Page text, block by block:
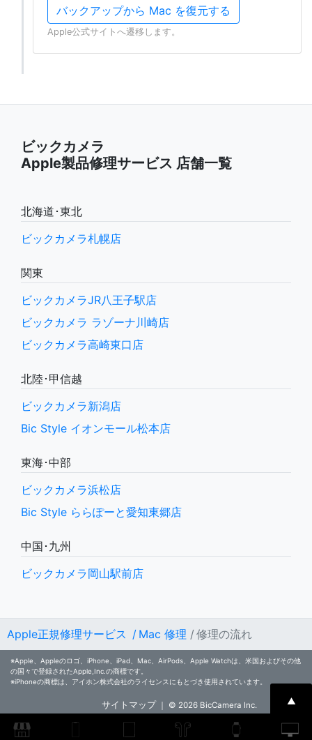
バックアップから Mac を復元する
Apple公式サイトへ遷移します。
ビックカメラ
Apple製品修理サービス 店舗一覧
北海道･東北
ビックカメラ札幌店
関東
ビックカメラJR八王子駅店
ビックカメラ ラゾーナ川崎店
ビックカメラ高崎東口店
北陸･甲信越
ビックカメラ新潟店
Bic Style イオンモール松本店
東海･中部
ビックカメラ浜松店
Bic Style ららぽーと愛知東郷店
中国･九州
ビックカメラ岡山駅前店
Apple正規修理サービス / Mac 修理 / 修理の流れ
※Apple、Appleのロゴ、iPhone、iPad、Mac、AirPods、Apple Watchは、米国およびその他
の国々で登録されたApple,Inc.の商標です。
※iPhoneの商標は、アイホン株式会社のライセンスにもとづき使用されています。
サイトマップ ｜ © 2026 BicCamera Inc. ▲